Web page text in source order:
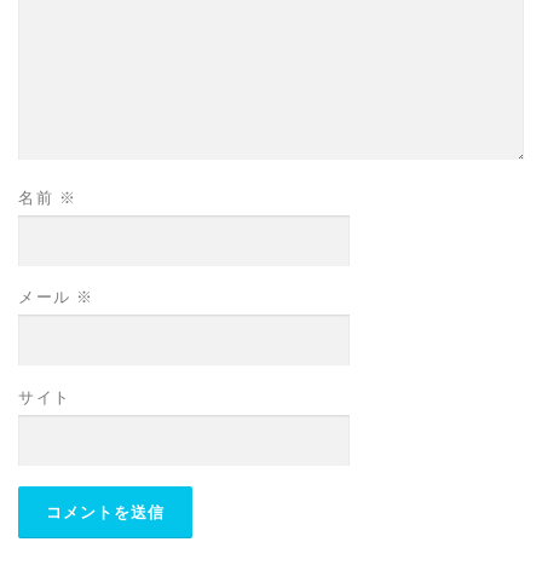
名前 ※
メール ※
サイト